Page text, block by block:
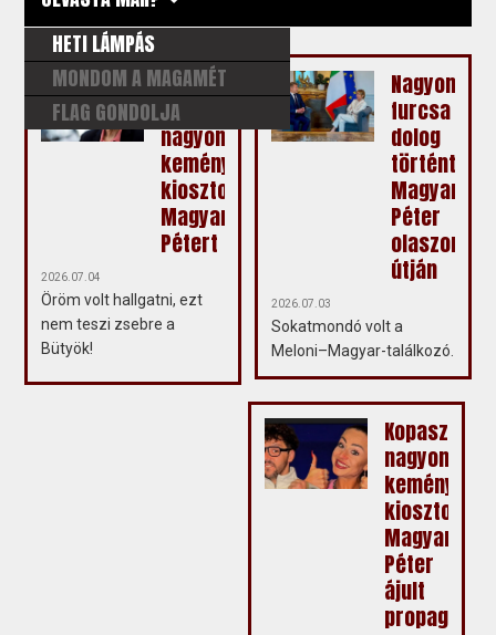
HETI LÁMPÁS
MONDOM A MAGAMÉT
FLAG GONDOLJA
Fodor
Gábor
nagyon
keményen
kiosztotta
Magyar
Pétert
2026.07.04
Öröm volt hallgatni, ezt
nem teszi zsebre a
Bütyök!
Nagyon
furcsa
dolog
történt
Magyar
Péter
útján
2026.07.03
Sokatmondó volt a
Meloni–Magyar-találkozó.
Kopasz
nagyon
keményen
kiosztotta
Magyar
Péter
ájult